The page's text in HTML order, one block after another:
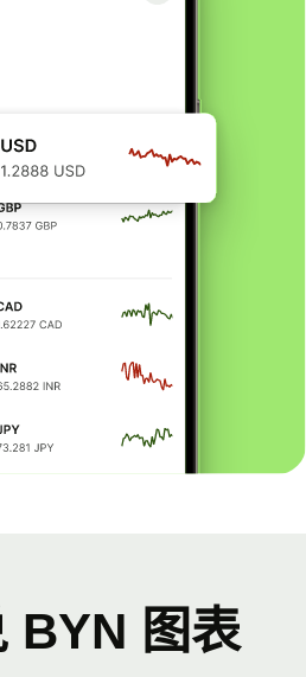
BYN 图表